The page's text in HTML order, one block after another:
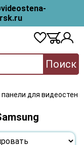
Поиск
панели для видеостен